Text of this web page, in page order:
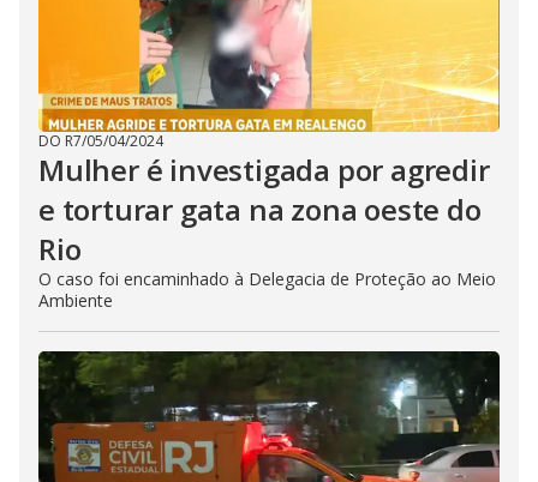
DO R7/05/04/2024
Mulher é investigada por agredir
e torturar gata na zona oeste do
Rio
O caso foi encaminhado à Delegacia de Proteção ao Meio
Ambiente